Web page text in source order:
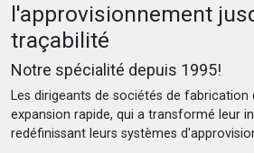
l'approvisionnement
traçabilité
Notre spécialité depuis 1995!
Les dirigeants de sociétés de fabrication
expansion rapide, qui a transformé leur
redéfinissant leurs systèmes